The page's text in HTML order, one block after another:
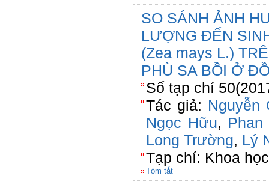
SO SÁNH ẢNH
LƯỢNG ĐẾN
(Zea mays L.)
PHÙ SA BỒI Ở
Số tạp chí
Tác giả: Nguyễn
Ngọc Hữu, Phan
Long Trường, Lý
Tạp chí: Khoa
Tóm tắt